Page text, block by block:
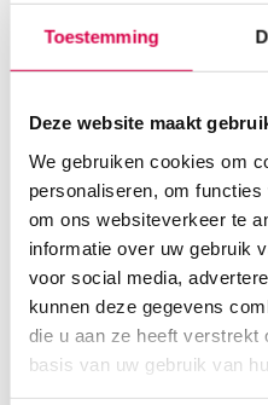
Toestemming
Deze website maakt
We gebruiken cookies om
personaliseren, om
om ons websiteverkeer te
informatie over uw gebruik
voor social media,
kunnen deze gegevens
die u aan ze heeft verstrekt
basis van uw gebruik van
Extra informatie
Steriel
Beoordelingen (0)
Beoordelingen
Er zijn nog geen beoordelingen.
Wees de eerste om “Spuitfles,
Je moet ingelogd zijn om een
Waarom Medische Artikelen?
Vaste klanten, vaste korting
Geen klein order toeslag
We scoren een